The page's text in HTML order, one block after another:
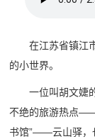
在江苏省镇江
的小世界。
一位叫胡文婕
不绝的旅游热点
书馆”——云山驿，